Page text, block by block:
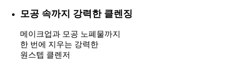
모공 속까지 강력한 클렌징
메이크업과 모공 노폐물까지
한 번에 지우는 강력한
원스텝 클렌저